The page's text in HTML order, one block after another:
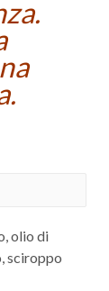
olio di
sciroppo